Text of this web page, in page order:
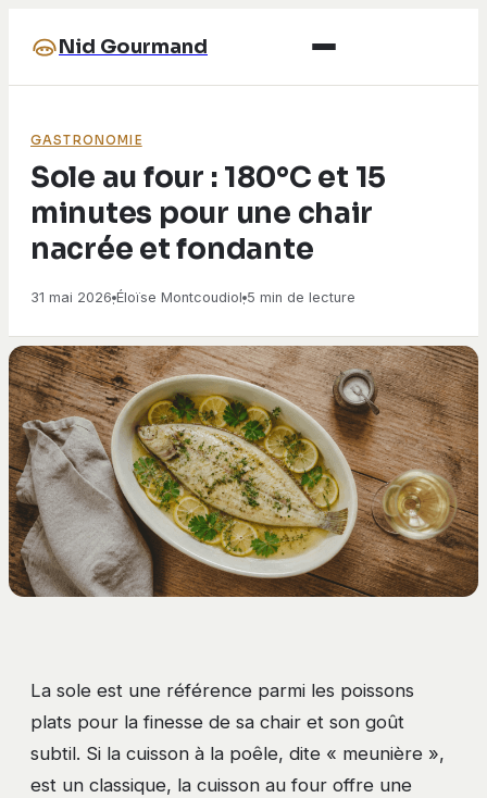
Nid Gourmand
GASTRONOMIE
Sole au four : 180°C et 15
minutes pour une chair
nacrée et fondante
31 mai 2026·Éloïse Montcoudiol·5 min de lecture
La sole est une référence parmi les poissons
plats pour la finesse de sa chair et son goût
subtil. Si la cuisson à la poêle, dite « meunière »,
est un classique, la cuisson au four offre une